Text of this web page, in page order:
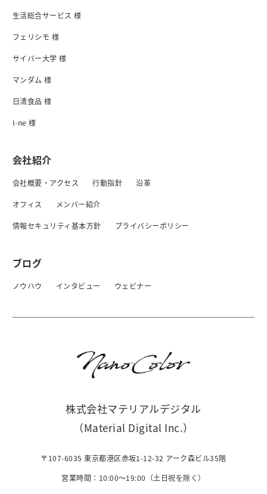
生活総合サービス 様
フェリシモ 様
サイバー大学 様
マンダム 様
日清食品 様
I-ne 様
会社紹介
会社概要・アクセス 行動指針 沿革
オフィス メンバー紹介
情報セキュリティ基本方針 プライバシーボリシー
ブログ
ノウハウ インタビュー ウェビナー
株式会社マテリアルデジタル
（Material Digital Inc.）
〒107-6035 東京都港区赤坂1-12-32 アーク森ビル35階
営業時間：10:00〜19:00（土日祝を除く）